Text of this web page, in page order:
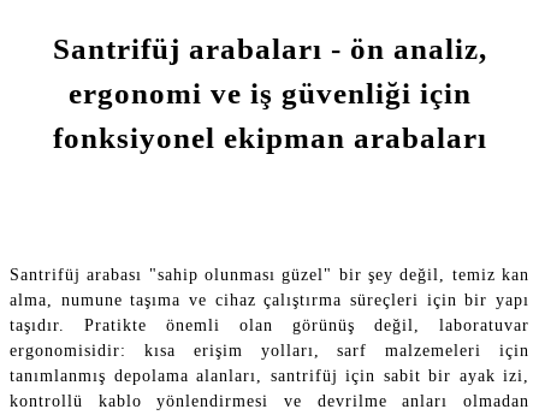
Santrifüj arabaları - ön analiz,
ergonomi ve iş güvenliği için
fonksiyonel ekipman arabaları
Santrifüj arabası "sahip olunması güzel" bir şey değil, temiz kan
alma, numune taşıma ve cihaz çalıştırma süreçleri için bir yapı
taşıdır. Pratikte önemli olan görünüş değil, laboratuvar
ergonomisidir: kısa erişim yolları, sarf malzemeleri için
tanımlanmış depolama alanları, santrifüj için sabit bir ayak izi,
kontrollü kablo yönlendirmesi ve devrilme anları olmadan